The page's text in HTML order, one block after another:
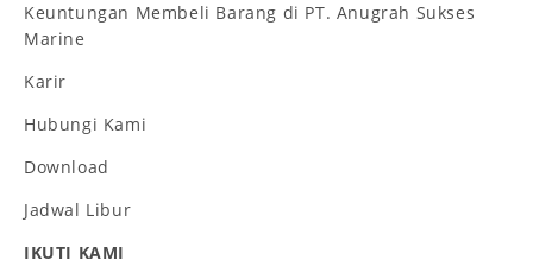
Keuntungan Membeli Barang di PT. Anugrah Sukses
Marine
Karir
Hubungi Kami
Download
Jadwal Libur
IKUTI KAMI